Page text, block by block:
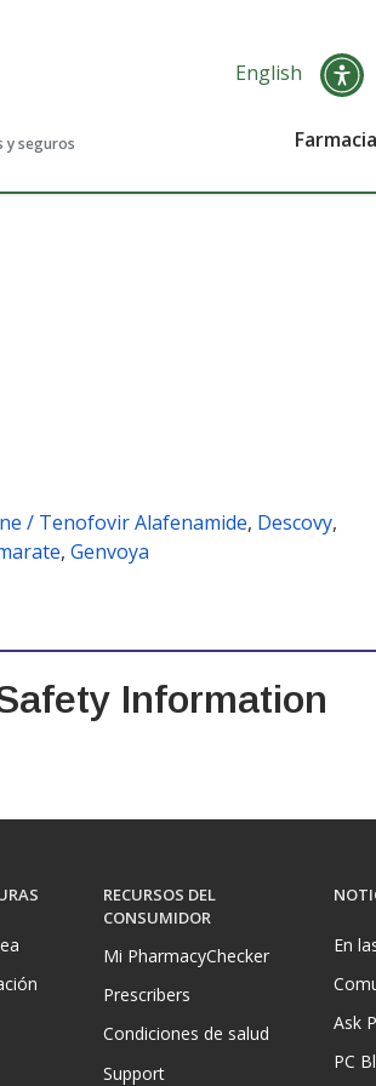
y seguros
English
/ Tenofovir Alafenamide, Descovy,
, Genvoya
Information
RECURSOS DEL
CONSUMIDOR
Mi PharmacyChecker
Prescribers
Condiciones de salud
Support
En
Ask
PC